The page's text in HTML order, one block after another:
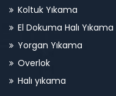
Koltuk Yıkama
El Dokuma Halı Yıkama
Yorgan Yıkama
Overlok
Halı yıkama